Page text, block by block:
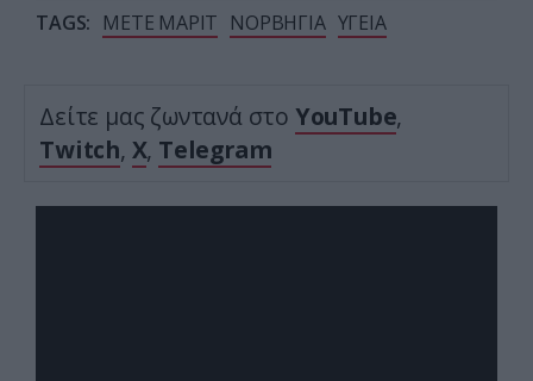
TAGS: ΜΕΤΕ ΜΑΡΙΤ ΝΟΡΒΗΓΙΑ ΥΓΕΙΑ
Δείτε μας ζωντανά στο YouTube,
Twitch, X, Telegram